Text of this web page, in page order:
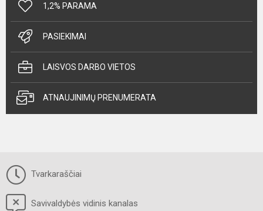
1,2% PARAMA
PASIEKIMAI
LAISVOS DARBO VIETOS
ATNAUJINIMŲ PRENUMERATA
Tvarkaraščiai
Savivaldybės vidinis kanalas